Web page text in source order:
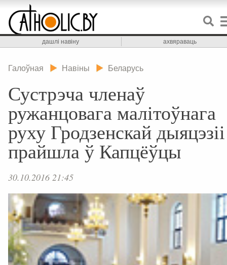
дашлі навіну ахвяраваць
Галоўная Навіны Беларусь
Сустрэча членаў
ружанцовага малітоўнага
руху Гродзенскай дыяцэзіі
прайшла ў Капцёўцы
30.10.2016 21:45